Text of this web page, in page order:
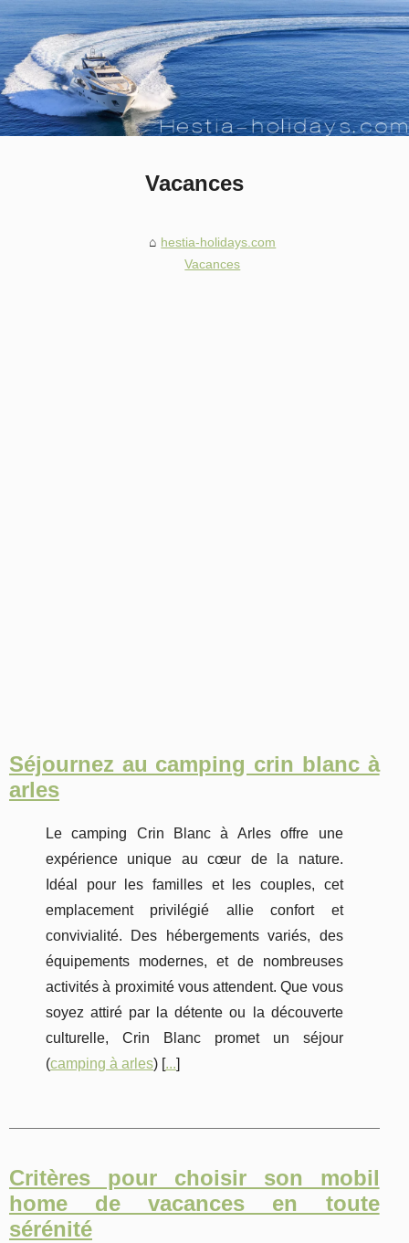
Vacances
hestia-holidays.com
Vacances
Séjournez au camping crin blanc à
arles
Le camping Crin Blanc à Arles offre une
expérience unique au cœur de la nature.
Idéal pour les familles et les couples, cet
emplacement privilégié allie confort et
convivialité. Des hébergements variés, des
équipements modernes, et de nombreuses
activités à proximité vous attendent. Que vous
soyez attiré par la détente ou la découverte
culturelle, Crin Blanc promet un séjour
(camping à arles) [...]
Critères pour choisir son mobil
home de vacances en toute
sérénité